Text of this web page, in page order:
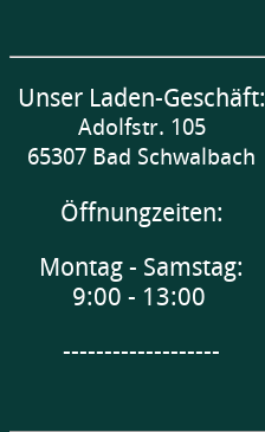
Unser Laden-Geschäft:
Adolfstr. 105
65307 Bad Schwalbach
Öffnungzeiten:
Montag - Samstag:
9:00 - 13:00
-------------------